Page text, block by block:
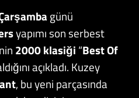
günü
yapımı son serbest
2000 klasiği “Best Of
açıkladı. Kuzey
, bu yeni parçasında